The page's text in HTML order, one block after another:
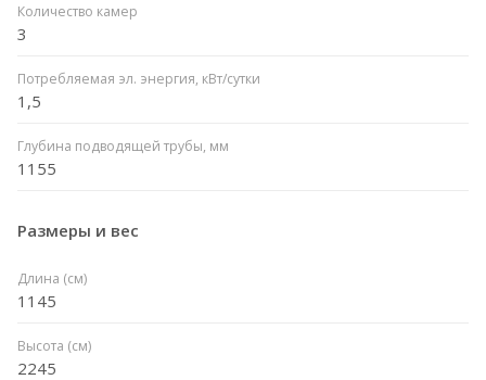
Количество камер
3
Потребляемая эл. энергия, кВт/сутки
1,5
Глубина подводящей трубы, мм
1155
Размеры и вес
Длина (см)
1145
Высота (см)
2245